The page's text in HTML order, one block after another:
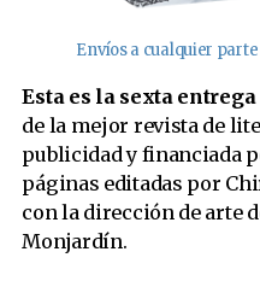
Envíos a cualquier
Esta es la sexta
de la mejor revista de
publicidad y financiada
páginas editadas por
con la dirección de arte
Monjardín.